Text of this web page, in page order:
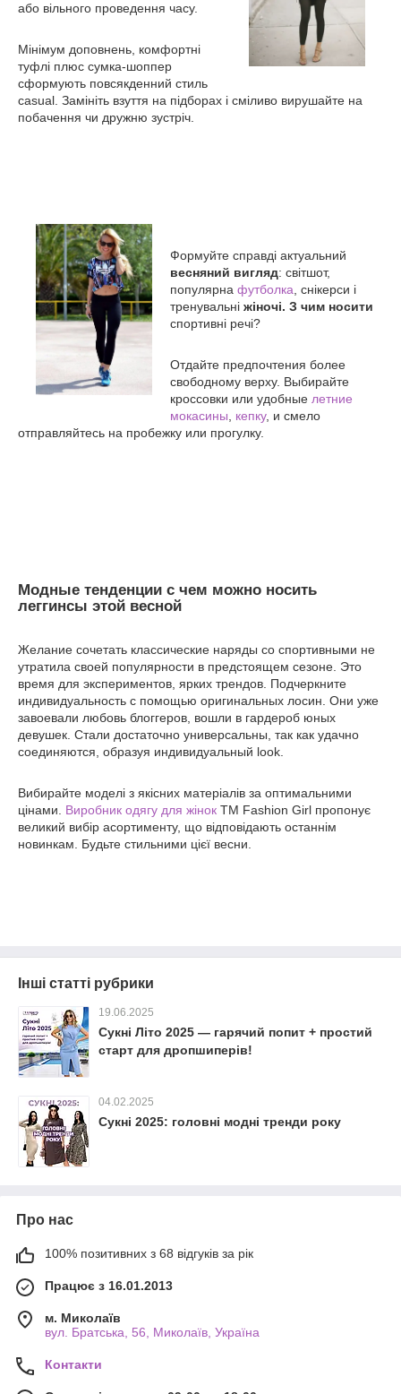
або вільного проведення часу.
Мінімум доповнень, комфортні
туфлі плюс сумка-шоппер
сформують повсякденний стиль
casual. Замініть взуття на підборах і сміливо вирушайте на
побачення чи дружню зустріч.
Формуйте справді актуальний
весняний вигляд: світшот,
популярна футболка , снікерси і
тренувальні жіночі. З чим носити
спортивні речі?
Отдайте предпочтения более
свободному верху. Выбирайте
кроссовки или удобные летние
мокасины
кепку, и смело
отправляйтесь на пробежку или прогулку.
Модные тенденции с чем можно носить
леггинсы этой весной
Желание сочетать классические наряды со спортивными не
утратила своей популярности в предстоящем сезоне. Это
время для экспериментов, ярких трендов. Подчеркните
индивидуальность с помощью оригинальных лосин. Они уже
завоевали любовь блоггеров, вошли в гардероб юных
девушек. Стали достаточно универсальны, так как удачно
соединяются, образуя индивидуальный look.
Вибирайте моделі з якісних матеріалів за оптимальними
цінами. Виробник одягу для жінок ТМ Fashion Girl пропонує
великий вибір асортименту, що відповідають останнім
новинкам. Будьте стильними цієї весни.
Інші статті рубрики
19.06.2025
Сукні Літо 2025 — гарячий попит + простий
старт для дропшиперів!
04.02.2025
Сукні 2025: головні модні тренди року
Про нас
100% позитивних з 68 відгуків за рік
Працює з 16.01.2013
м. Миколаїв
вул. Братська, 56, Миколаїв, Україна
Контакти